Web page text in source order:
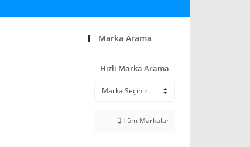
Marka Arama
Hızlı Marka Arama
Tüm Markalar